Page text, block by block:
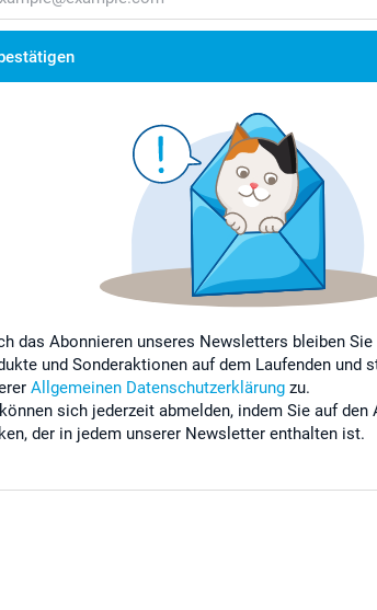
das Abonnieren unseres Newsletters bleiben Sie
und Sonderaktionen auf dem Laufenden und
Allgemeinen Datenschutzerklärung zu.
sich jederzeit abmelden, indem Sie auf den
der in jedem unserer Newsletter enthalten ist.